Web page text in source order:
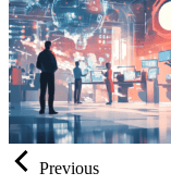
Previous